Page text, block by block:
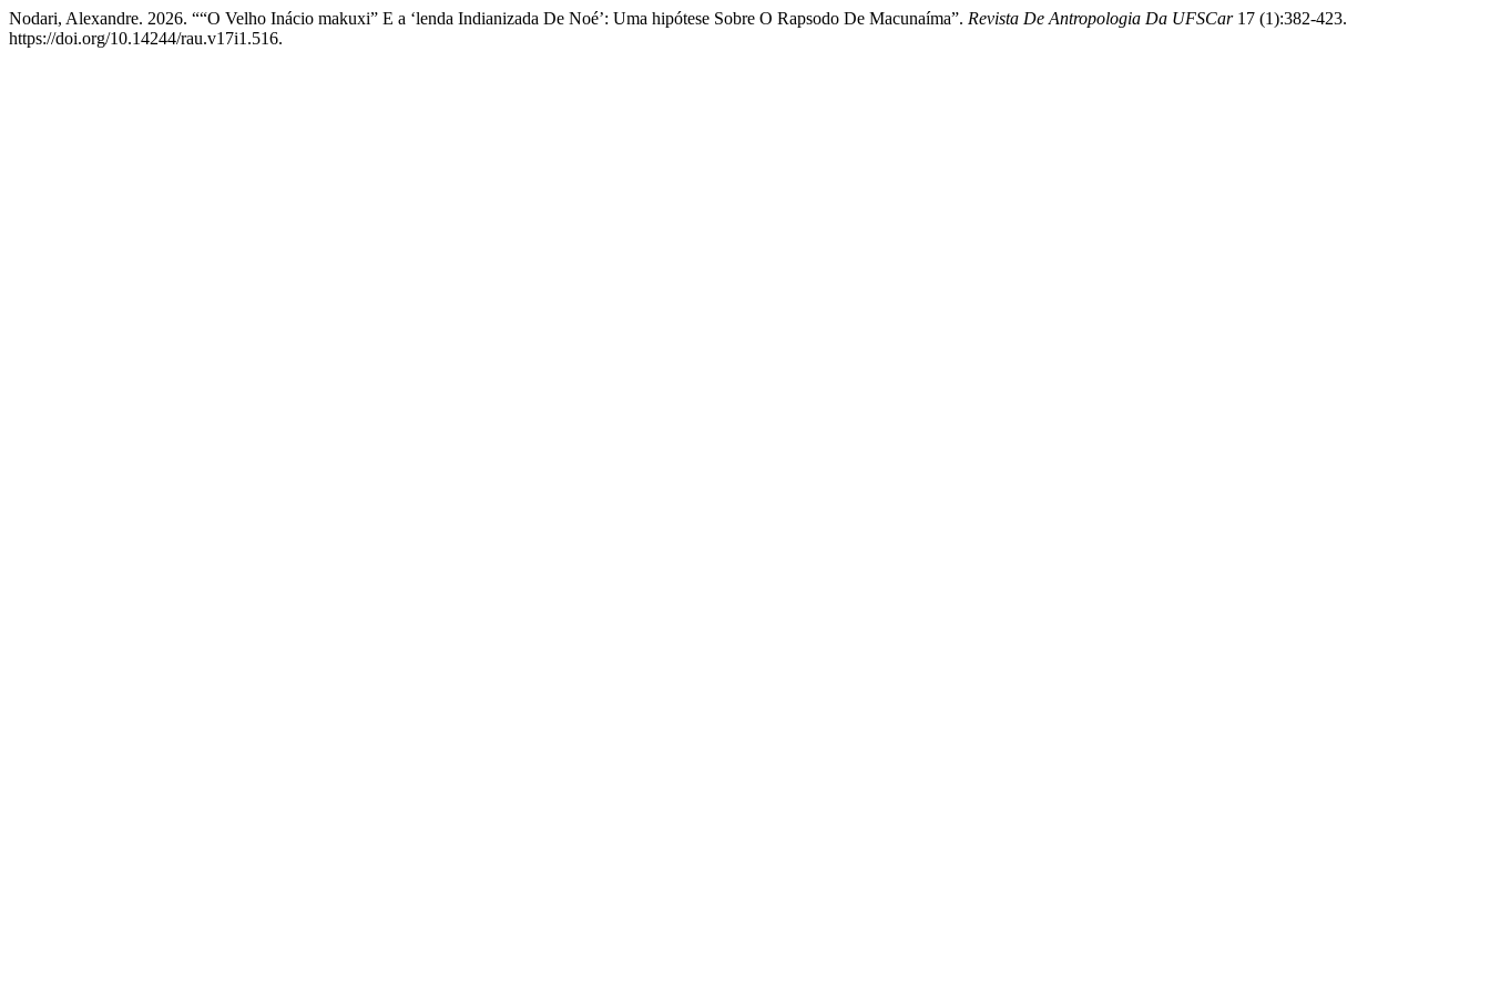
Nodari, Alexandre. 2026. ““O Velho Inácio makuxi” E a ‘lenda Indianizada De Noé’: Uma hipótese Sobre O Rapsodo De Macunaíma”. Revista De Antropologia Da UFSCar17 (1):382-423.
https://doi.org/10.14244/rau.v17i1.516.